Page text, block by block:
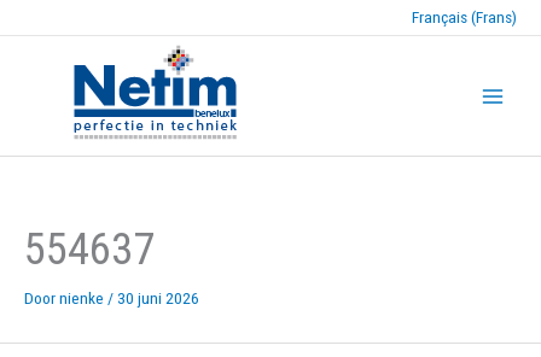
Français (Frans)
554637
Doornienke / 30 juni 2026